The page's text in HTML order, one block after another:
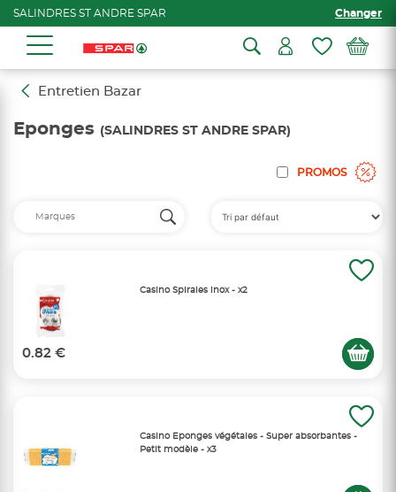
SALINDRES ST ANDRE SPAR Changer
Entretien Bazar
Eponges (SALINDRES ST ANDRE SPAR)
PROMOS
Casino Spirales inox - x2
0.82 €
Casino Eponges végétales - Super absorbantes -
Petit modèle - x3